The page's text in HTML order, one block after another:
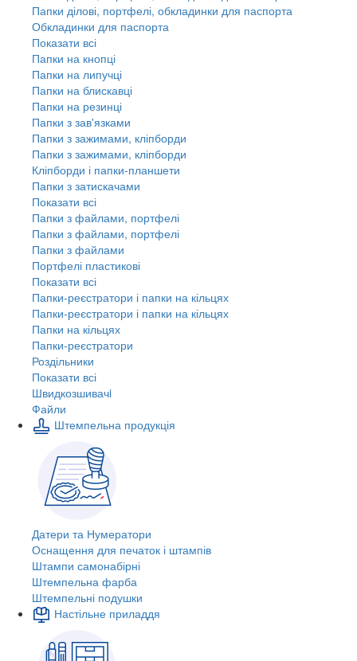
Папки ділові, портфелі, обкладинки для паспорта
Обкладинки для паспорта
Показати всі
Папки на кнопці
Папки на липучці
Папки на блискавці
Папки на резинці
Папки з зав'язками
Папки з зажимами, кліпборди
Папки з зажимами, кліпборди
Кліпборди і папки-планшети
Папки з затискачами
Показати всі
Папки з файлами, портфелі
Папки з файлами, портфелі
Папки з файлами
Портфелі пластикові
Показати всі
Папки-реєстратори і папки на кільцях
Папки-реєстратори і папки на кільцях
Папки на кільцях
Папки-реєстратори
Роздільники
Показати всі
Швидкозшивачi
Файли
Штемпельна продукція
Датери та Нумератори
Оснащення для печаток і штампів
Штампи самонабірні
Штемпельна фарба
Штемпельні подушки
Настільне приладдя